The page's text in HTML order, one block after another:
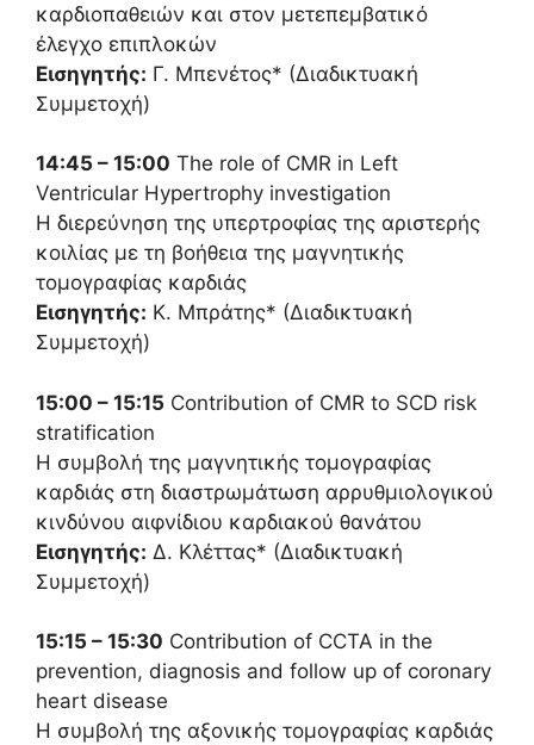
καρδιοπαθειών και στον μετεπεμβατικό
έλεγχο επιπλοκών
Εισηγητής: Γ. Μπενέτος* (Διαδικτυακή
Συμμετοχή)
14:45 – 15:00 The role of CMR in Left
Ventricular Hypertrophy investigation
Η διερεύνηση της υπερτροφίας της αριστερής
κοιλίας με τη βοήθεια της μαγνητικής
τομογραφίας καρδιάς
Εισηγητής: Κ. Μπράτης* (Διαδικτυακή
Συμμετοχή)
15:00 – 15:15 Contribution of CMR to SCD risk
stratification
H συμβολή της μαγνητικής τομογραφίας
καρδιάς στη διαστρωμάτωση αρρυθμιολογικού
κινδύνου αιφνίδιου καρδιακού θανάτου
Εισηγητής: Δ. Κλέττας* (Διαδικτυακή
Συμμετοχή)
15:15 – 15:30 Contribution of CCTA in the
prevention, diagnosis and follow up of coronary
heart disease
Η συμβολή της αξονικής τομογραφίας καρδιάς